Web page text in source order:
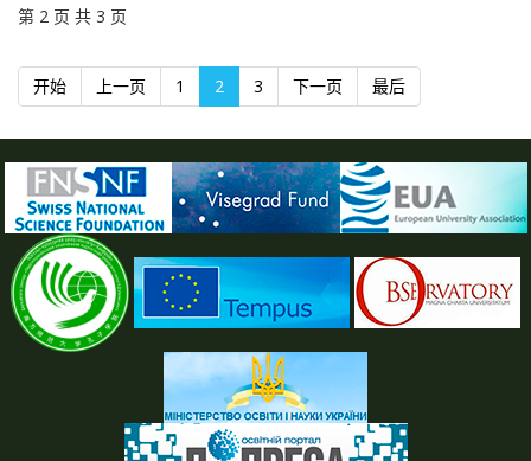
第 2 页 共 3 页
开始 上一页 1 2 3 下一页 最后